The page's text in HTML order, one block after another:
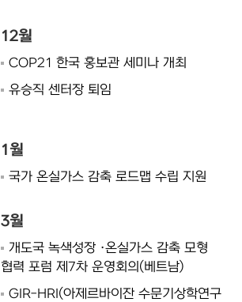
12월
COP21 한국 홍보관 세미나 개최
유승직 센터장 퇴임
1월
국가 온실가스 감축 로드맵 수립 지원
3월
개도국 녹색성장 ·온실가스 감축 모형
협력 포럼 제7차 운영회의(베트남)
GIR-HRI(아제르바이잔 수문기상학연구